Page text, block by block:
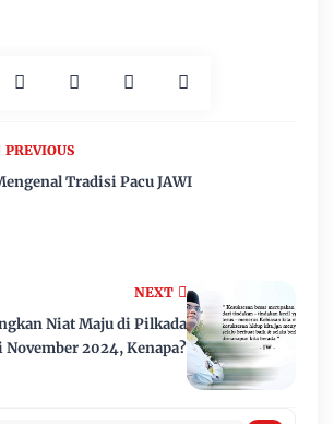
NEXT
Niat Maju di Pilkada
2024, Kenapa?
PREVIOUS
Tradisi Pacu JAWI